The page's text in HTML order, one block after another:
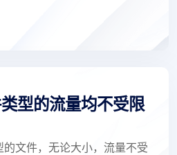
型的流量均不受限
的文件，无论大小，流量不受